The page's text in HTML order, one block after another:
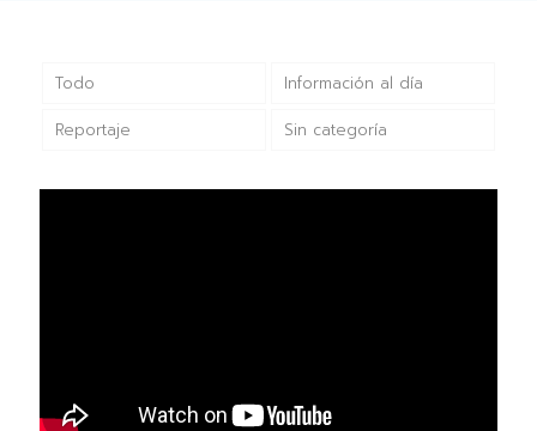
Todo Información al día
Reportaje Sin categoría